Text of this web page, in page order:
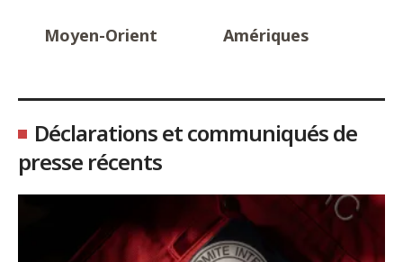
Moyen-Orient Amériques
Déclarations et communiqués de
presse récents